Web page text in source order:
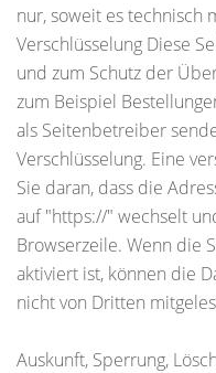
nur, soweit es technisch
Verschlüsselung Diese
und zum Schutz der
zum Beispiel
als Seitenbetreiber
Verschlüsselung. Eine
Sie daran, dass die
auf "https://" wechselt
Browserzeile. Wenn die
aktiviert ist, können die
nicht von Dritten
Auskunft, Sperrung,